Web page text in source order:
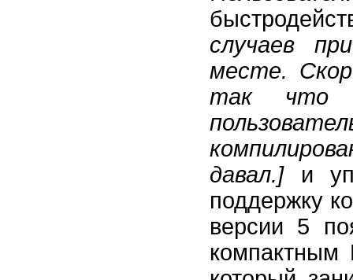
случаев
месте.
так что
давал.]и
поддержку
версии 5